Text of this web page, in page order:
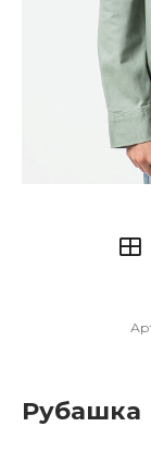
Рубашка